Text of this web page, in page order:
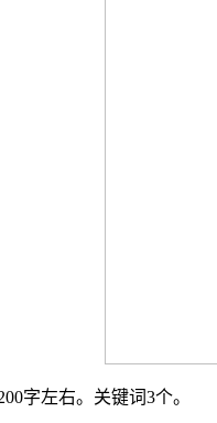
字左右。关键词3个。